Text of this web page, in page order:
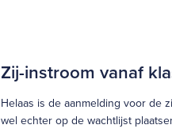
Zij-instroom vanaf
Helaas is de aanmelding voor de
wel echter op de wachtlijst